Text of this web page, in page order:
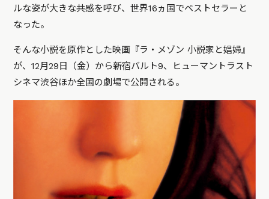
ルな姿が大きな共感を呼び、世界16ヵ国でベストセラーと
なった。
そんな小説を原作とした映画『ラ・メゾン 小説家と娼婦』
が、12月29日（金）から新宿バルト9、ヒューマントラスト
シネマ渋谷ほか全国の劇場で公開される。